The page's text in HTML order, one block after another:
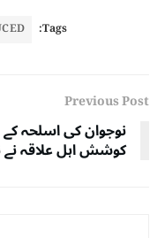
Tags:
Previous Post
نوجوان کی اسلحہ کے
کوشش اہل علاقہ نے